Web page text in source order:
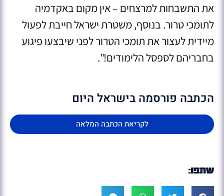
את התשבחות למרצחים – אין מקום באקדמיה
לתומכי טרור. בנוסף, משטרת ישראל חייבת לפעול
מיידית לעצור את תומכי הטרור לפני שיבצעו פיגוע
בחבריהם לספסל הלימודים!".
הכתבה פורסמה בישראל היום
לקריאת הכתבה המלאה
שתפו: